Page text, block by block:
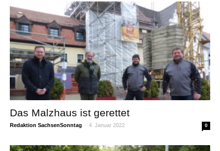
Das Malzhaus ist gerettet
Redaktion SachsenSonntag - 4. Januar 2022 0